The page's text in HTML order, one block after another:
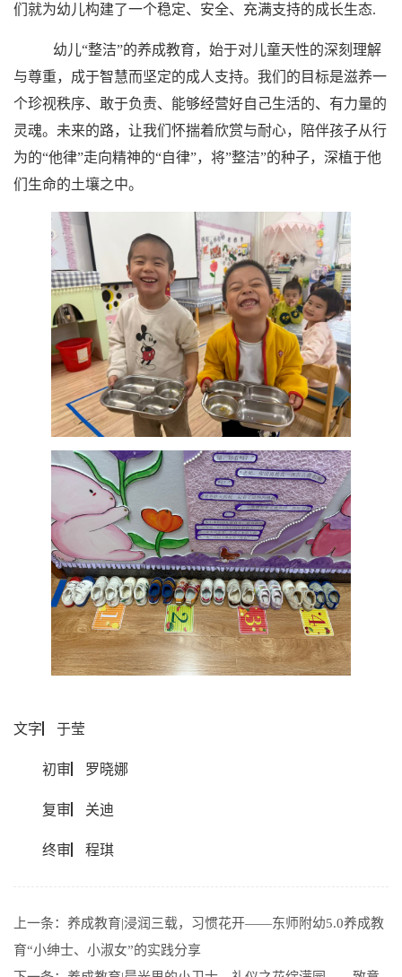
们就为幼儿构建了一个稳定、安全、充满支持的成长生态.
幼儿“整洁”的养成教育，始于对儿童天性的深刻理解
与尊重，成于智慧而坚定的成人支持。我们的目标是滋养一
个珍视秩序、敢于负责、能够经营好自己生活的、有力量的
灵魂。未来的路，让我们怀揣着欣赏与耐心，陪伴孩子从行
为的“他律”走向精神的“自律”，将”整洁”的种子，深植于他
们生命的土壤之中。
文字▏于莹
初审 ▏罗晓娜
复审 ▏关迪
终审 ▏程琪
上一条： 养成教育|浸润三载，习惯花开——东师附幼5.0养成教
育“小绅士、小淑女”的实践分享